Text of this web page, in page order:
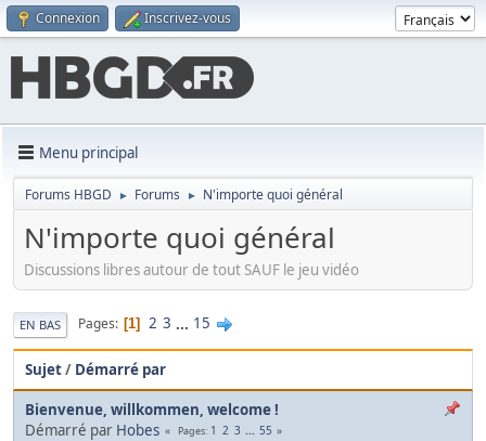
Connexion Inscrivez-vous
Menu principal
Forums HBGD ► Forums ► N'importe quoi général
N'importe quoi général
Discussions libres autour de tout SAUF le jeu vidéo
EN BAS Pages 1 2 3 ... 15
Sujet/ Démarré par
Bienvenue, willkommen, welcome !
Démarré par Hobes Pages 1 2 3 ... 55